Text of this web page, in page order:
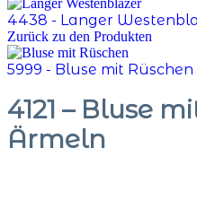
4438 - Langer
Zurück zu den Produkten
5999 - Bluse mit Rüschen
4121 – Bluse
Ärmeln